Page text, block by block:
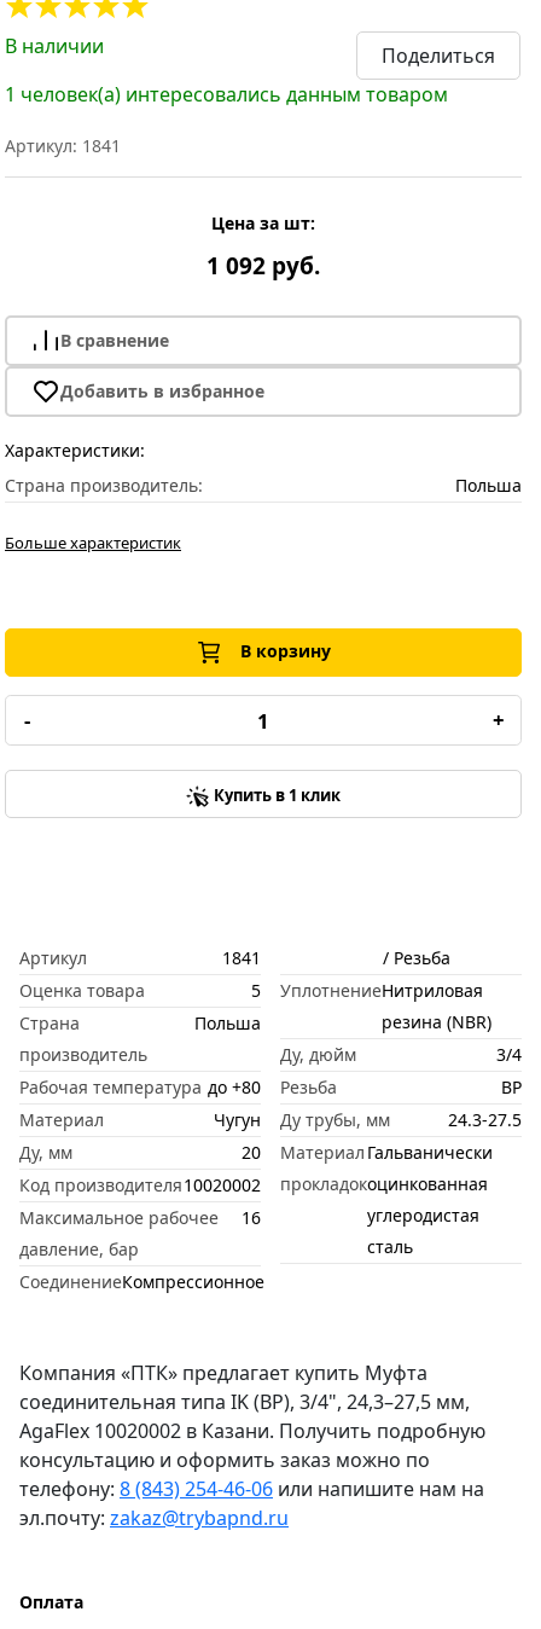
В наличии
Поделиться
1 человек(а) интересовались данным товаром
Артикул: 1841
Цена за шт:
1 092 руб.
В сравнение
Добавить в избранное
Характеристики:
Страна производитель:
Польша
Больше характеристик
В корзину
- +
Купить в 1 клик
Артикул
1841
Оценка товара
5
Страна
производитель
Польша
Рабочая температура до +80
Материал
Чугун
Ду, мм
20
Код производителя10020002
Максимальное рабочее
давление, бар
16
СоединениеКомпрессионное
/ Резьба
УплотнениеНитриловая
резина (NBR)
Ду, дюйм
3/4
Резьба
ВР
Ду трубы, мм
24.3-27.5
Материал
прокладок
Гальванически
оцинкованная
углеродистая
сталь
Компания «ПТК» предлагает купить Муфта
соединительная типа IK (ВР), 3/4", 24,3–27,5 мм,
AgaFlex 10020002 в Казани. Получить подробную
консультацию и оформить заказ можно по
телефону: 8 (843) 254-46-06 или напишите нам на
эл.почту: zakaz@trybapnd.ru
Оплата